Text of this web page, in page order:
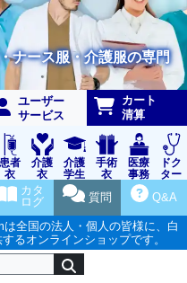
ナース服・介護服の専門
ユーザー
サービス
カート
清算
患者
衣
介護
衣
介護
学生
実習
衣
手術
衣
医療
事務
受付
ドク
ター
ア
Q&A
質問
カタ
ログ
全国の法人・個人の皆様に、白
るオンラインショップです。